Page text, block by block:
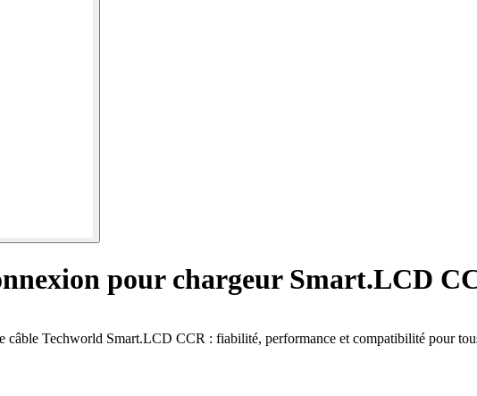
pour chargeur Smart.LCD
câble Techworld Smart.LCD CCR : fiabilité, performance et compatibilité pour